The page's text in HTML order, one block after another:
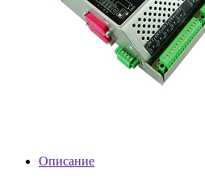
Описание